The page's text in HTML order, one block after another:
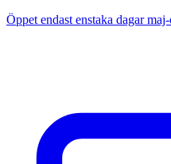
Öppet endast enstaka dagar